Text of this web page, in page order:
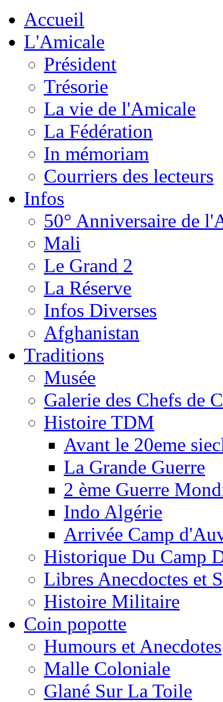
Accueil
L'Amicale
Président
Trésorie
La vie de l'Amicale
La Fédération
In mémoriam
Courriers des lecteurs
Infos
50° Anniversaire de
Mali
Le Grand 2
La Réserve
Infos Diverses
Afghanistan
Traditions
Musée
Galerie des Chefs de
Histoire TDM
Avant le 20eme
La Grande Guerre
2 ème Guerre
Indo Algérie
Arrivée Camp
Historique Du Camp
Libres Anecdoctes et
Histoire Militaire
Coin popotte
Humours et Anecdotes
Malle Coloniale
Glané Sur La Toile